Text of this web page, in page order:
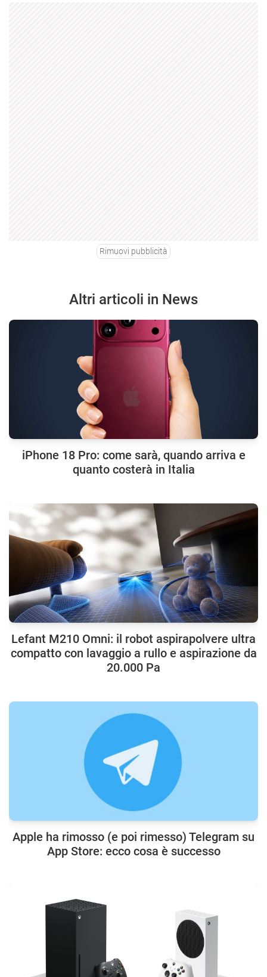
Rimuovi pubblicità
Altri articoli in News
iPhone 18 Pro: come sarà, quando arriva e
quanto costerà in Italia
Lefant M210 Omni: il robot aspirapolvere ultra
compatto con lavaggio a rullo e aspirazione da
20.000 Pa
Apple ha rimosso (e poi rimesso) Telegram su
App Store: ecco cosa è successo